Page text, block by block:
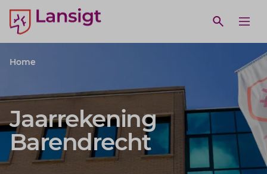
Lansigt Accountants logo
Open
search website
Home
Jaarrekening
Barendrecht